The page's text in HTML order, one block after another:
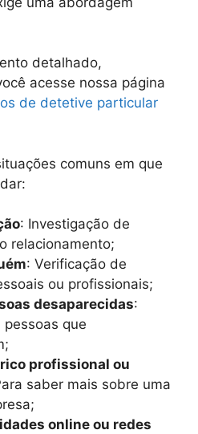
detalhado,
acesse nossa página
de detetive particular
comuns em que
: Investigação de
relacionamento;
: Verificação de
ou profissionais;
desaparecidas:
que
profissional ou
saber mais sobre uma
online ou redes